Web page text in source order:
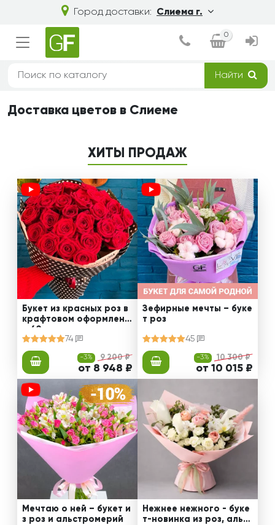
Город доставки: Слиема г.
0
Найти
Доставка цветов в Слиеме
ХИТЫ ПРОДАЖ
Букет из красных роз в
крафтовом оформлени
и 60 см
74
-3% 9 200 ₽
от 8 948 ₽
Зефирные мечты – буке
т роз
45
-3% 10 300 ₽
от 10 015 ₽
Мечтаю о ней – букет и
з роз и альстромерий
Нежнее нежного - буке
т-новинка из роз, альст